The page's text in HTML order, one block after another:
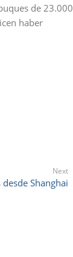
de 23.000
haber
Next
Shanghai